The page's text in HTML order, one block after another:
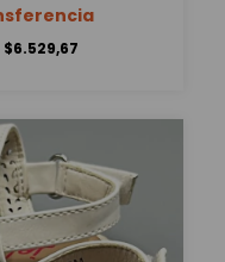
$6.529,67